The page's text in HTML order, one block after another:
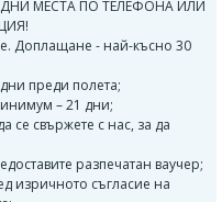
МЕСТА ПО ТЕЛЕФОНА ИЛИ
Доплащане - най-късно 30
преди полета;
– 21 дни;
се свържете с нас, за да
разпечатан ваучер;
изричното съгласие на